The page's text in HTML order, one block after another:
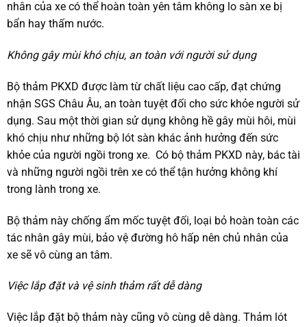
nhân của xe có thể hoàn toàn yên tâm không lo sàn xe bị
bẩn hay thấm nước.
Không gây mùi khó chịu, an toàn với người sử dụng
Bộ thảm PKXD được làm từ chất liệu cao cấp, đạt chứng
nhận SGS Châu Âu, an toàn tuyệt đối cho sức khỏe người sử
dụng. Sau một thời gian sử dụng không hề gây mùi hôi, mùi
khó chịu như những bộ lót sàn khác ảnh hưởng đến sức
khỏe của người ngồi trong xe. Có bộ thảm PKXD này, bác tài
và những người ngồi trên xe có thể tận hưởng không khí
trong lành trong xe.
Bộ thảm này chống ẩm mốc tuyệt đối, loại bỏ hoàn toàn các
tác nhân gây mùi, bảo vệ đường hô hấp nên chủ nhân của
xe sẽ vô cùng an tâm.
Việc lắp đặt và vệ sinh thảm rất dễ dàng
Việc lắp đặt bộ thảm này cũng vô cùng dễ dàng. Thảm lót